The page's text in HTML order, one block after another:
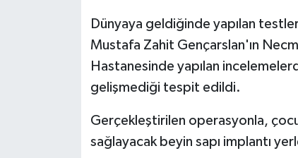
Dünyaya geldiğinde yapılan
Mustafa Zahit Gençarslan'ın
Hastanesinde yapılan
gelişmediği tespit edildi.
Gerçekleştirilen operasyonla,
sağlayacak beyin sapı implantı